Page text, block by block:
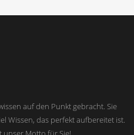
auf den Punkt gebracht. Sie
Wissen, das perfekt aufbereitet ist.